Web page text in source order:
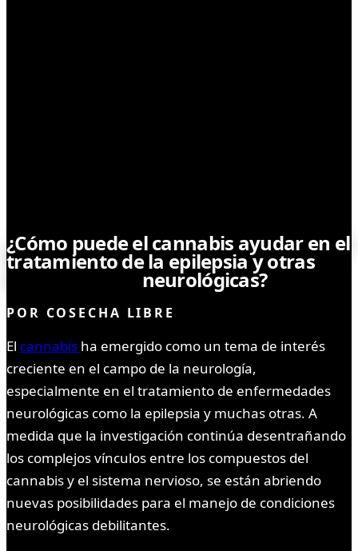
¿Cómo puede el cannabis ayudar en el
tratamiento de la epilepsia y otras
neurológicas?
POR COSECHA LIBRE
El cannabis ha emergido como un tema de interés
creciente en el campo de la neurología,
especialmente en el tratamiento de enfermedades
neurológicas como la epilepsia y muchas otras. A
medida que la investigación continúa desentrañando
los complejos vínculos entre los compuestos del
cannabis y el sistema nervioso, se están abriendo
nuevas posibilidades para el manejo de condiciones
neurológicas debilitantes.